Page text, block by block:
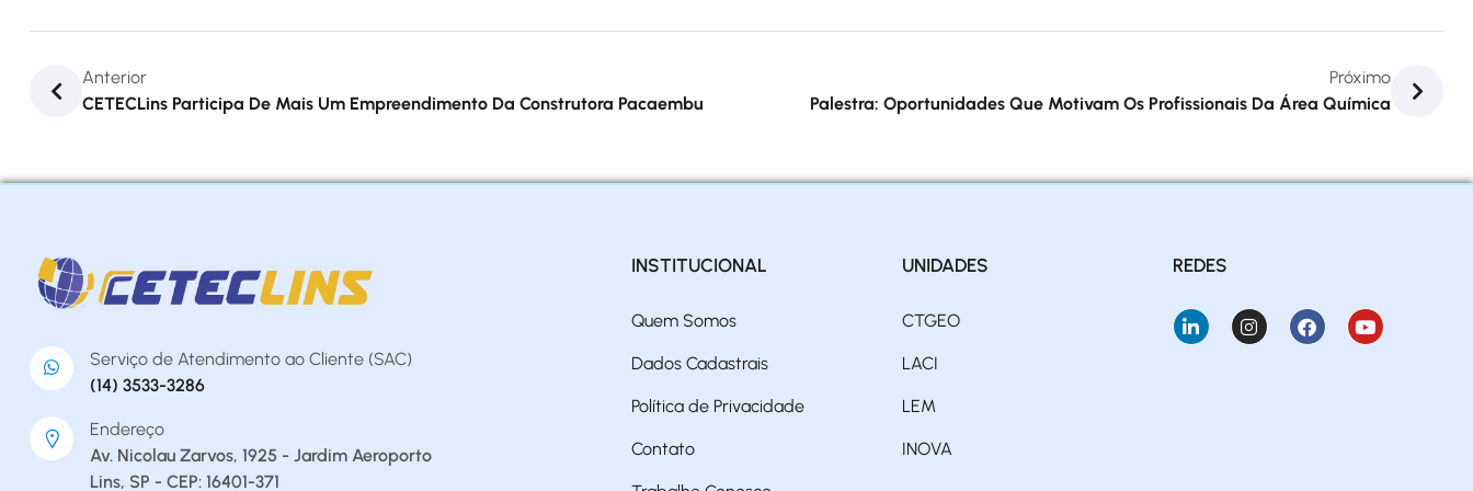
Anterior
CETECLins Participa De Mais Um Empreendimento Da Construtora Pacaembu
Próximo
Palestra: Oportunidades Que Motivam Os Profissionais Da Área Química
Serviço de Atendimento ao Cliente (SAC)
(14) 3533-3286
Endereço
Av. Nicolau Zarvos, 1925 - Jardim Aeroporto
Lins, SP - CEP: 16401-371
INSTITUCIONAL
Quem Somos
Dados Cadastrais
Política de Privacidade
Contato
UNIDADES
CTGEO
LACI
LEM
INOVA
REDES